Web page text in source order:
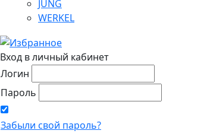
JUNG
WERKEL
Вход в личный кабинет
Логин
Пароль
Забыли свой пароль?